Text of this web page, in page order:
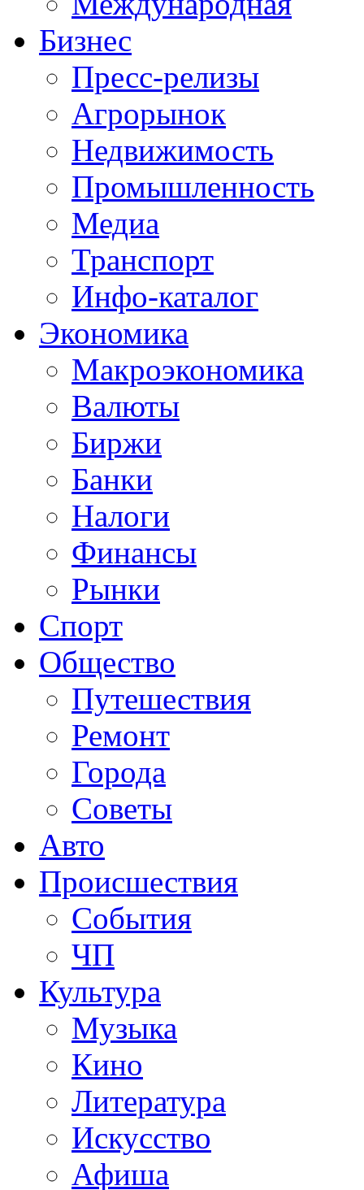
Бизнес
Пресс-релизы
Агрорынок
Недвижимость
Промышленность
Медиа
Транспорт
Инфо-каталог
Экономика
Макроэкономика
Валюты
Биржи
Банки
Налоги
Финансы
Рынки
Спорт
Общество
Путешествия
Ремонт
Города
Советы
Авто
Происшествия
События
ЧП
Культура
Музыка
Кино
Литература
Искусство
Афиша